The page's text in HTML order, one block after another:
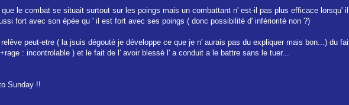
le combat se situait surtout sur les poings mais un combattant n' est-il pas plus efficace lorsqu'
fort avec son épée qu ' il est fort avec ses poings ( donc possibilité d' infériorité non ?)
peut-etre ( la jsuis dégouté je développe ce que je n' aurais pas du expliquer mais bon...) du
: incontrolable ) et le fait de l' avoir blessé l' a conduit a le battre sans le tuer...
Sunday !!